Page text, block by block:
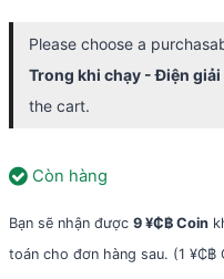
Please choose a
Trong khi chạy - Điện giải
the cart.
Còn hàng
Bạn sẽ nhận được 9 ¥₵฿ Coin
toán cho đơn hàng sau. (1 ¥₵฿